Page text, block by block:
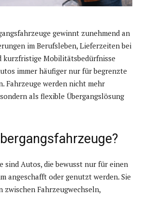
gewinnt zunehmend an
im Berufsleben, Lieferzeiten bei
kurzfristige Mobilitätsbedürfnisse
immer häufiger nur für begrenzte
Fahrzeuge werden nicht mehr
als flexible Übergangslösung
sind Autos, die bewusst nur für einen
angeschafft oder genutzt werden. Sie
zwischen Fahrzeugwechseln,